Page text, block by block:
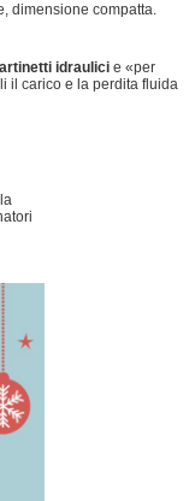
dimensione compatta.
idraulici e «per
il carico e la perdita fluida